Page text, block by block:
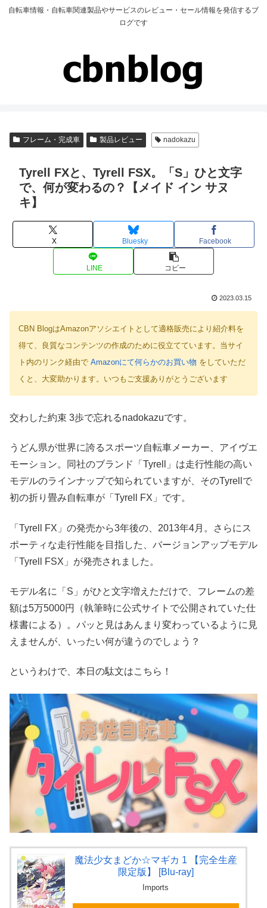
自転車情報・自転車関連製品やサービスのレビュー・セール情報を発信するブ
ログです
フレーム・完成車 製品レビュー nadokazu
Tyrell FXと、Tyrell FSX。「S」ひと文字
で、何が変わるの？【メイド イン サヌ
キ】
X Bluesky Facebook
LINE コピー
2023.03.15
CBN BlogはAmazonアソシエイトとして適格販売により紹介料を
得て、良質なコンテンツの作成のために役立てています。当サイ
ト内のリンク経由で Amazonにて何らかのお買い物 をしていただ
くと、大変助かります。いつもご支援ありがとうございます
交わした約束 3歩で忘れるnadokazuです。
うどん県が世界に誇るスポーツ自転車メーカー、アイヴエ
モーション。同社のブランド「Tyrell」は走行性能の高い
モデルのラインナップで知られていますが、そのTyrellで
初の折り畳み自転車が「Tyrell FX」です。
「Tyrell FX」の発売から3年後の、2013年4月。さらにス
ポーティな走行性能を目指した、バージョンアップモデル
「Tyrell FSX」が発売されました。
モデル名に「S」がひと文字増えただけで、フレームの差
額は5万5000円（執筆時に公式サイトで公開されていた仕
様書による）。パッと見はあんまり変わっているように見
えませんが、いったい何が違うのでしょう？
というわけで、本日の駄文はこちら！
魔法少女まどか☆マギカ 1 【完全生産
限定版】 [Blu-ray]
Imports